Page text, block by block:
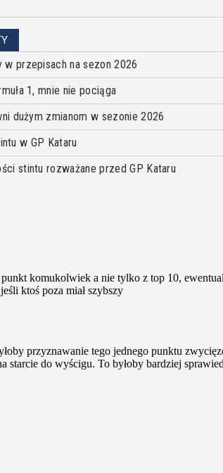
w przepisach na sezon 2026
1, mnie nie pociąga
dużym zmianom w sezonie 2026
w GP Kataru
stintu rozważane przed GP Kataru